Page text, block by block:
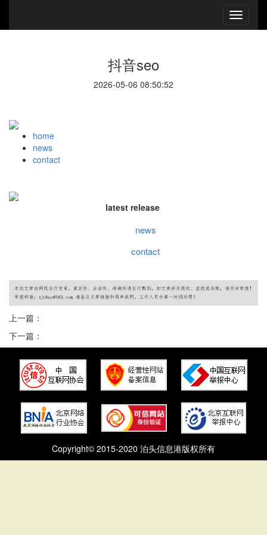
抖音seo
2026-05-06 08:50:52
home
news
contact
latest release
news
contact
上一篇：
下一篇：
Copyright© 2015-2020 泊头信息港版权所有